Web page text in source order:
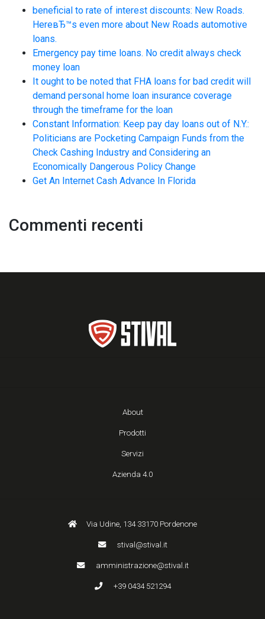
beneficial to rate of interest discounts: New Roads.
HereвЂ™s even more about New Roads automotive
loans.
Emergency pay time loans. No credit always check
money loan
It ought to be noted that FHA loans for bad credit will
demand personal home loan insurance coverage
through the timeframe for the loan
Constant Information: Keep pay day loans out of N.Y.:
Politicians are Pocketing Campaign Funds from the
Check Cashing Industry and Considering an
Economically Dangerous Policy Change
Get An Internet Cash Advance In Florida
Commenti recenti
About
Prodotti
Servizi
Azienda 4.0
Via Udine, 134 33170 Pordenone
stival@stival.it
amministrazione@stival.it
+39 0434 521294